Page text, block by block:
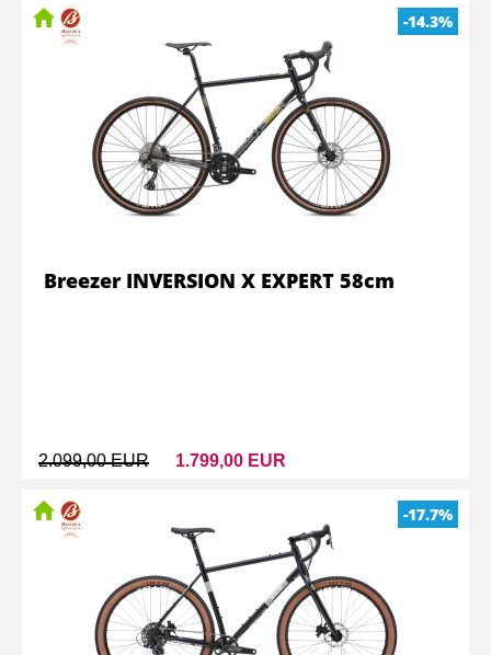
-14.3%
2.099,00 EUR 1.799,00 EUR
Breezer INVERSION X EXPERT 58cm
-17.7%